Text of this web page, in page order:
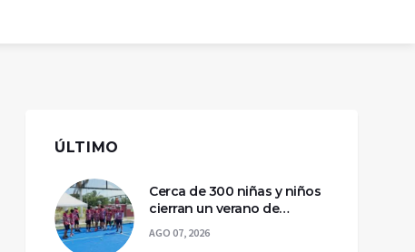
ÚLTIMO
Cerca de 300 niñas y niños
cierran un verano de
deporte y aprendizaje en
Chetumal
AGO 07, 2026